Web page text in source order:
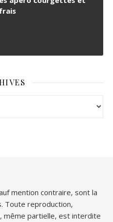
mention contraire, sont la
Toute reproduction,
même partielle, est interdite